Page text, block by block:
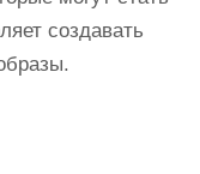
создавать